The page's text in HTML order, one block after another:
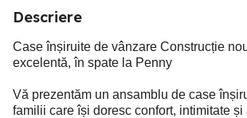
Descriere
Case înșiruite de vânzare Construcție
excelentă, în spate la Penny
Vă prezentăm un ansamblu de case
familii care își doresc confort, intimitate și